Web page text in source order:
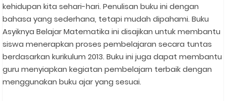
kehidupan kita sehari-hari. Penulisan buku ini dengan
bahasa yang sederhana, tetapi mudah dipahami. Buku
Asyiknya Belajar Matematika ini disajikan untuk membantu
siswa menerapkan proses pembelajaran secara tuntas
berdasarkan kurikulum 2013. Buku ini juga dapat membantu
guru menyiapkan kegiatan pembelajarn terbaik dengan
menggunakan buku ajar yang sesuai.⁣